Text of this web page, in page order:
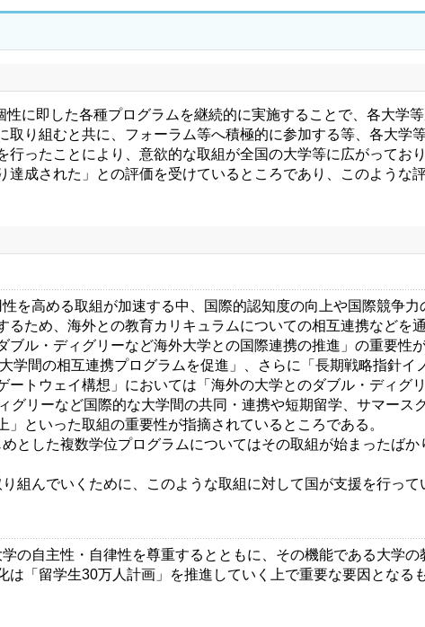
に即した各種プログラムを継続的に実施することで、各大学
り組むと共に、フォーラム等へ積極的に参加する等、各大学
ったことにより、意欲的な取組が全国の大学等に広がってお
成された」との評価を受けているところであり、このような
を高める取組が加速する中、国際的認知度の向上や国際競争
ため、海外との教育カリキュラムについての相互連携などを
ル・ディグリーなど海外大学との国際連携の推進」の重要性
間の相互連携プログラムを促進」、さらに「長期戦略指針イ
トウェイ構想」においては「海外の大学とのダブル・ディグ
リーなど国際的な大学間の共同・連携や短期留学、サマース
といった取組の重要性が指摘されているところである。
とした複数学位プログラムについてはその取組が始まったば
んでいくために、このような取組に対して国が支援を行って
の自主性・自律性を尊重するとともに、その機能である大学
「留学生30万人計画」を推進していく上で重要な要因となる